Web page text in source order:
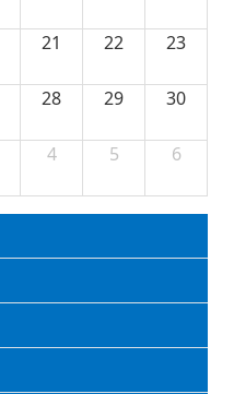
21 22 23
28 29 30
4 5 6